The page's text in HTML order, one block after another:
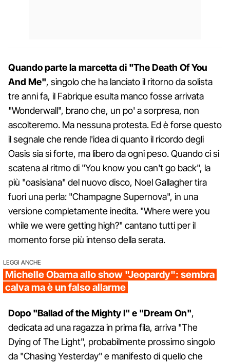
Quando parte la marcetta di "The Death Of You
And Me", singolo che ha lanciato il ritorno da solista
tre anni fa, il Fabrique esulta manco fosse arrivata
"Wonderwall", brano che, un po' a sorpresa, non
ascolteremo. Ma nessuna protesta. Ed è forse questo
il segnale che rende l'idea di quanto il ricordo degli
Oasis sia sì forte, ma libero da ogni peso. Quando ci si
scatena al ritmo di "You know you can't go back", la
più "oasisiana" del nuovo disco, Noel Gallagher tira
fuori una perla: "Champagne Supernova", in una
versione completamente inedita. "Where were you
while we were getting high?" cantano tutti per il
momento forse più intenso della serata.
LEGGI ANCHE
Michelle Obama allo show "Jeopardy": sembra
calva ma è un falso allarme
Dopo "Ballad of the Mighty I" e "Dream On",
dedicata ad una ragazza in prima fila, arriva "The
Dying of The Light", probabilmente prossimo singolo
da "Chasing Yesterday" e manifesto di quello che